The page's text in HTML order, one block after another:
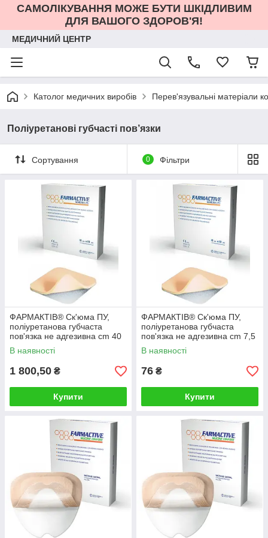
САМОЛІКУВАННЯ МОЖЕ БУТИ ШКІДЛИВИМ
ДЛЯ ВАШОГО ЗДОРОВ'Я!
МЕДИЧНИЙ ЦЕНТР
Католог медичних виробів Перев'язувальні матеріали
Поліуретанові губчасті пов’язки
Сортування 0 Фільтри
ФАРМАКТІВ® Ск'юма ПУ,
поліуретанова губчаста
пов'язка не адгезивна cm 40
x 70
В наявності
1 800,50 ₴
Купити
ФАРМАКТІВ® Ск'юма ПУ,
поліуретанова губчаста
пов'язка не адгезивна cm 7,5
x 7,5
В наявності
76 ₴
Купити